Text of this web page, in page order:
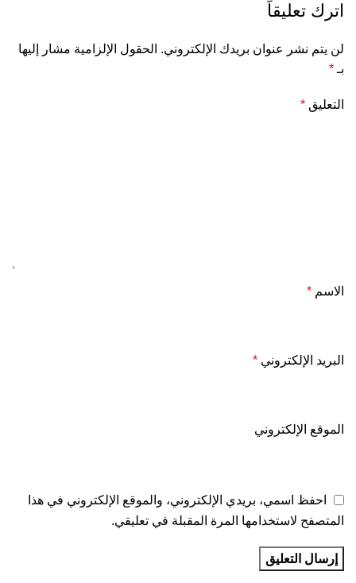
اترك تعليقاً
لن يتم نشر عنوان بريدك الإلكتروني. الحقول الإلزامية مشار إليها
بـ *
التعليق *
الاسم *
البريد الإلكتروني *
الموقع الإلكتروني
احفظ اسمي، بريدي الإلكتروني، والموقع الإلكتروني في هذا
المتصفح لاستخدامها المرة المقبلة في تعليقي.